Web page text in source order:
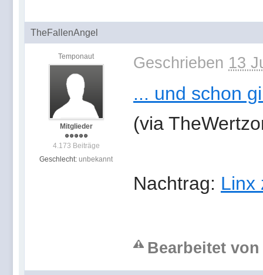
TheFallenAngel
Temponaut
Mitglieder
4.173 Beiträge
Geschlecht: unbekannt
Geschrieben 13
... und schon
(via
Nachtrag: Linx
Bearbeitet